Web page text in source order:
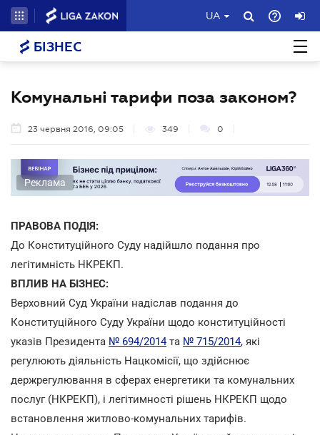
UA
БІЗНЕС
Комунальні тарифи поза законом?
23 червня 2016, 09:05 349 0
Реклама
ПРАВОВА ПОДІЯ:
До Конституційного Суду надійшло подання про
легітимність НКРЕКП.
ВПЛИВ НА БІЗНЕС:
Верховний Суд України надіслав подання до
Конституційного Суду України щодо конституційності
указів Президента № 694/2014та № 715/2014, які
регулюють діяльність Нацкомісії, що здійснює
держрегулювання в сферах енергетики та комунальних
послуг (НКРЕКП), і легітимності рішень НКРЕКП щодо
встановлення житлово-комунальних тарифів.